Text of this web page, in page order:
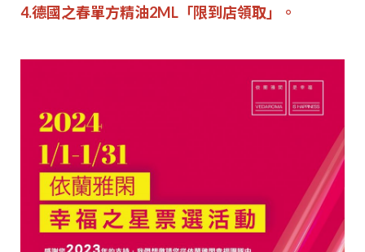
4.德國之春單方精油2ML「限到店領取」。